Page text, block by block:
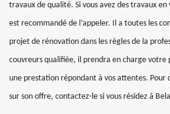
travaux de qualité. Si vous avez des travaux
est recommandé de l’appeler. Il a toutes les
projet de rénovation dans les règles de la
couvreurs qualifiée, il prendra en charge votre
une prestation répondant à vos attentes. Pour
sur son offre, contactez-le si vous résidez à